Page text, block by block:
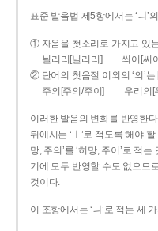
표준 발음법 제5항에서는 ‘ㅢ’
① 자음을 첫소리로 가지고 있
늴리리[닐리리]
씌어[씨
② 단어의 첫음절 이외의 ‘의’는
주의[주의/주이]
우리의[
이러한 발음의 변화를 반영한다
뒤에서는 ‘ㅣ’로 적도록 해야
망, 주의’를 ‘히망, 주이’로 적
기에 모두 반영할 수도 없으므로
것이다.
이 조항에서는 ‘ㅢ’로 적는 세